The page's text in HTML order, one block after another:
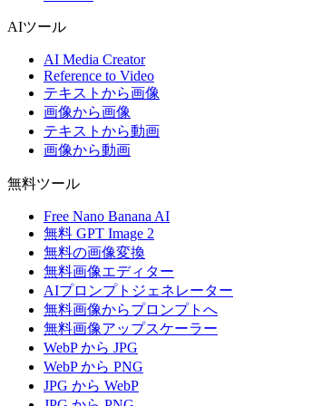
AIツール
AI Media Creator
Reference to Video
テキストから画像
画像から画像
テキストから動画
画像から動画
無料ツール
Free Nano Banana AI
無料 GPT Image 2
無料の画像変換
無料画像エディター
AIプロンプトジェネレーター
無料画像からプロンプトへ
無料画像アップスケーラー
WebP から JPG
WebP から PNG
JPG から WebP